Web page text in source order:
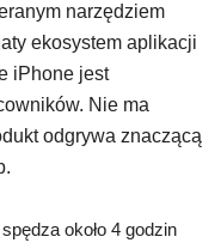
narzędziem
ekosystem aplikacji
iPhone jest
Nie ma
odgrywa znaczącą
około 4 godzin